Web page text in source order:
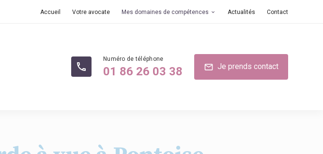
Accueil Votre avocate Mes domaines de compétences Actualités Contact
phone 01 86 26 03 38 mail Je prends contact